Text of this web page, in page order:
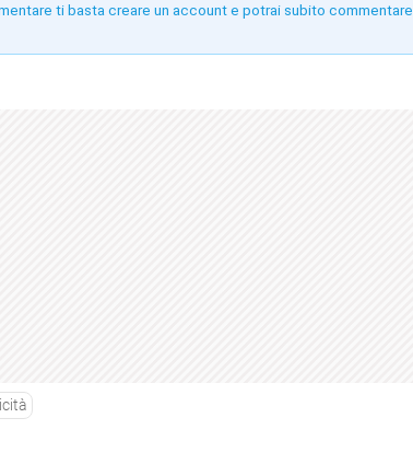
ti basta creare un account e potrai subito commentare.